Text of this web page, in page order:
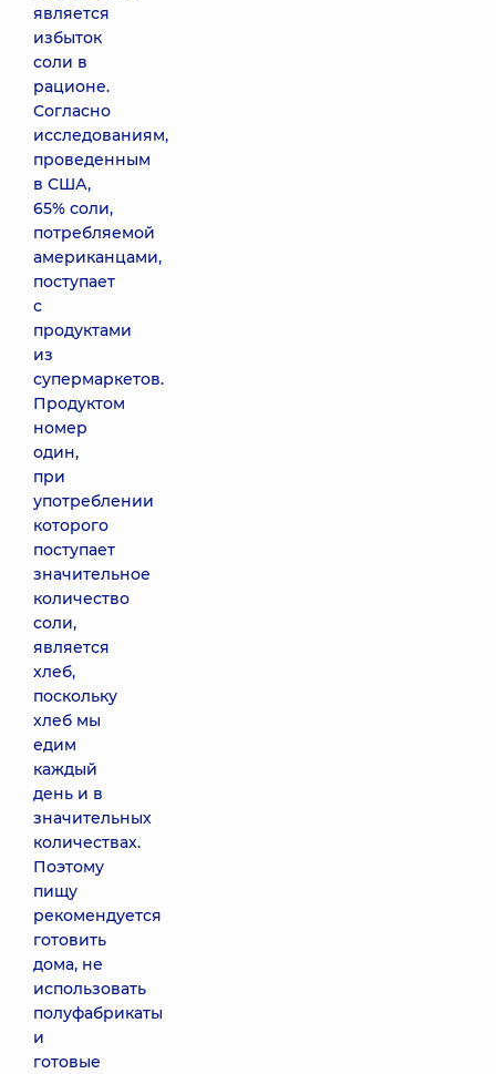
является
избыток
соли в
рационе.
Согласно
исследованиям,
проведенным
в США,
65% соли,
потребляемой
американцами,
поступает
с
продуктами
из
супермаркетов.
Продуктом
номер
один,
при
употреблении
которого
поступает
значительное
количество
соли,
является
хлеб,
поскольку
хлеб мы
едим
каждый
день и в
значительных
количествах.
Поэтому
пищу
рекомендуется
готовить
дома, не
использовать
полуфабрикаты
и
готовые